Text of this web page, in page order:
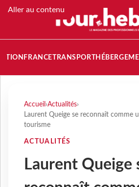
Aller au contenu
FRANCETRANSPORT
Accueil ›Actualités›
Laurent Queige se reconnaît comme
tourisme
ACTUALITÉS
Laurent Queige